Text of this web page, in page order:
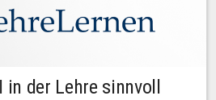
in der Lehre sinnvoll